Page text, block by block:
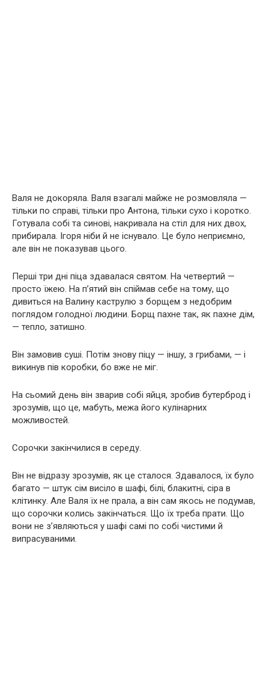
Валя не докоряла. Валя взагалі майже не розмовляла —
тільки по справі, тільки про Антона, тільки сухо і коротко.
Готувала собі та синові, накривала на стіл для них двох,
прибирала. Ігоря ніби й не існувало. Це було неприємно,
але він не показував цього.
Перші три дні піца здавалася святом. На четвертий —
просто їжею. На п’ятий він спіймав себе на тому, що
дивиться на Валину каструлю з борщем з недобрим
поглядом голодної людини. Борщ пахне так, як пахне дім,
— тепло, затишно.
Він замовив суші. Потім знову піцу — іншу, з грибами, — і
викинув пів коробки, бо вже не міг.
На сьомий день він зварив собі яйця, зробив бутерброд і
зрозумів, що це, мабуть, межа його кулінарних
можливостей.
Сорочки закінчилися в середу.
Він не відразу зрозумів, як це сталося. Здавалося, їх було
багато — штук сім висіло в шафі, білі, блакитні, сіра в
клітинку. Але Валя їх не прала, а він сам якось не подумав,
що сорочки колись закінчаться. Що їх треба прати. Що
вони не з’являються у шафі самі по собі чистими й
випрасуваними.